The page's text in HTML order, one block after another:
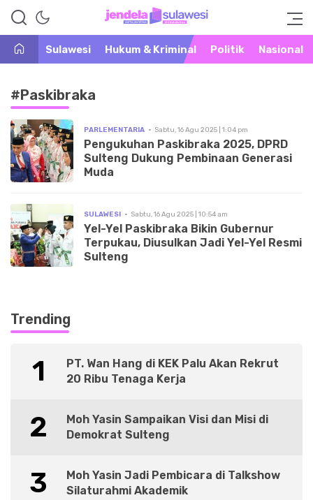
Jendela Sulawesi
Warta Peristiwa di Khatulistiwa
Sulawesi
Hukum & Kriminal Politik Nasional
#Paskibraka
PARLEMENTARIA Sabtu, 16 Agu 2025 | 1:04 pm
Pengukuhan Paskibraka 2025, DPRD
Sulteng Dukung Pembinaan Generasi
Muda
SULAWESI Sabtu, 16 Agu 2025 | 10:54 am
Yel-Yel Paskibraka Bikin Gubernur
Terpukau, Diusulkan Jadi Yel-Yel Resmi
Sulteng
Trending
1
PT. Wan Hang di KEK Palu Akan Rekrut
20 Ribu Tenaga Kerja
2
Moh Yasin Sampaikan Visi dan Misi di
Demokrat Sulteng
3
Moh Yasin Jadi Pembicara di Talkshow
Silaturahmi Akademik